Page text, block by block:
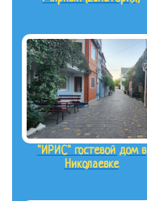
"ИРИС" гостевой дом в
Николаевке